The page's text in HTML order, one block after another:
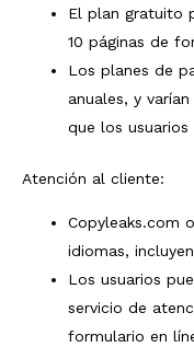
El plan gratuito
10 páginas de
Los planes de
anuales, y
que los
Atención al cliente:
Copyleaks.com
idiomas,
Los usuarios
servicio de
formulario en